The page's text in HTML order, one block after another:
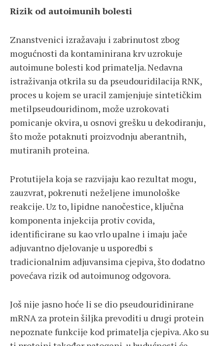
Rizik od autoimunih bolesti
Znanstvenici izražavaju i zabrinutost zbog
mogućnosti da kontaminirana krv uzrokuje
autoimune bolesti kod primatelja. Nedavna
istraživanja otkrila su da pseudouridilacija RNK,
proces u kojem se uracil zamjenjuje sintetičkim
metilpseudouridinom, može uzrokovati
pomicanje okvira, u osnovi grešku u dekodiranju,
što može potaknuti proizvodnju aberantnih,
mutiranih proteina.
Protutijela koja se razvijaju kao rezultat mogu,
zauzvrat, pokrenuti neželjene imunološke
reakcije. Uz to, lipidne nanočestice, ključna
komponenta injekcija protiv covida,
identificirane su kao vrlo upalne i imaju jače
adjuvantno djelovanje u usporedbi s
tradicionalnim adjuvansima cjepiva, što dodatno
povećava rizik od autoimunog odgovora.
Još nije jasno hoće li se dio pseudouridinirane
mRNA za protein šiljka prevoditi u drugi protein
nepoznate funkcije kod primatelja cjepiva. Ako su